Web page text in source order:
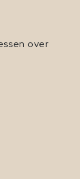
over